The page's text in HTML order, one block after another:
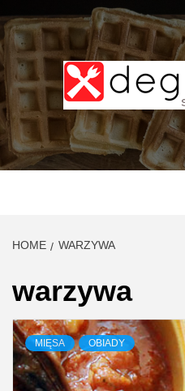
to
content
HOME WARZYWA
warzywa
MIĘSA OBIADY